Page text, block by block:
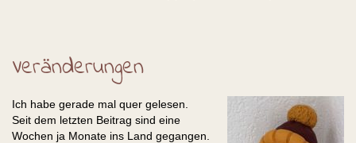
Veränderungen
Ich habe gerade mal quer gelesen.
Seit dem letzten Beitrag sind eine
Wochen ja Monate ins Land gegangen.